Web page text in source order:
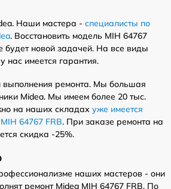
Наши мастера - специалисты по
. Восстановить модель MIH 64767
будет новой задачей. На все виды
нас имеется гарантия.
ремонта. Мы большая
Midea. Мы имеем более 20 тыс.
на наших складах уже имеется
64767 FRB. При заказе ремонта на
скидка -25%.
наших мастеров - они
ремонт Midea MIH 64767 FRB. По